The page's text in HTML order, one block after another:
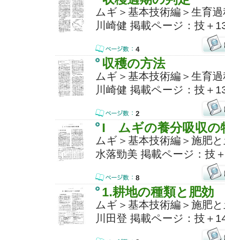
ムギ＞基本技術編＞生育
川崎健 掲載ページ：技＋
4
収穫の方法
ムギ＞基本技術編＞生育
川崎健 掲載ページ：技＋
2
I ムギの養分吸収の
ムギ＞基本技術編＞施肥
水落勁美 掲載ページ：技
8
1.耕地の種類と肥効
ムギ＞基本技術編＞施肥
川田登 掲載ページ：技＋